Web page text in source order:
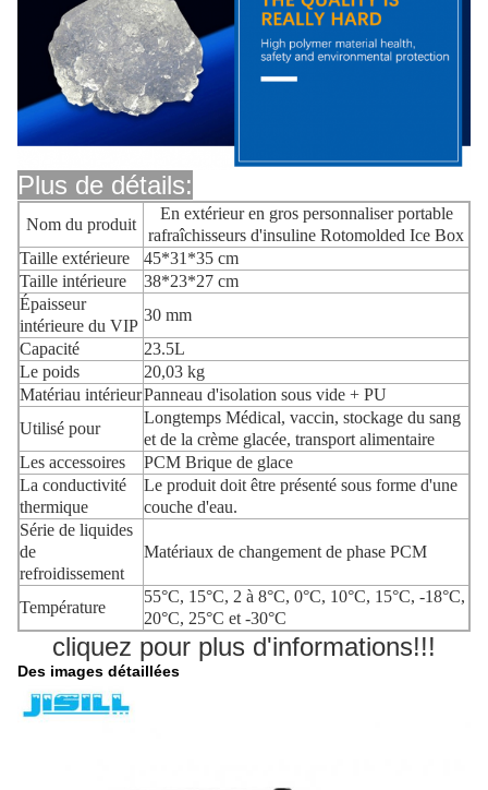
Plus de détails:
Nom du produit
En extérieur en gros personnaliser portable
rafraîchisseurs d'insuline Rotomolded Ice Box
Taille extérieure
45*31*35 cm
Taille intérieure
38*23*27 cm
Épaisseur
intérieure du VIP
30 mm
Capacité
23.5L
Le poids
20,03 kg
Matériau intérieurPanneau d'isolation sous vide + PU
Utilisé pour
Longtemps Médical, vaccin, stockage du sang
et de la crème glacée, transport alimentaire
Les accessoires
PCM Brique de glace
La conductivité
thermique
Le produit doit être présenté sous forme d'une
couche d'eau.
Série de liquides
de
refroidissement
Matériaux de changement de phase PCM
Température
55°C, 15°C, 2 à 8°C, 0°C, 10°C, 15°C, -18°C,
20°C, 25°C et -30°C
cliquez pour plus d'informations!!!
Des images détaillées